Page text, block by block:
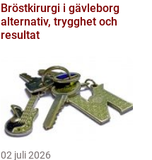
Bröstkirurgi i gävleborg
alternativ, trygghet och
resultat
02 juli 2026